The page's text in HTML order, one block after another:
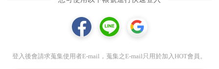
登入後會請求蒐集使用者E-mail，蒐集之E-mail只用於加入HOT會員。